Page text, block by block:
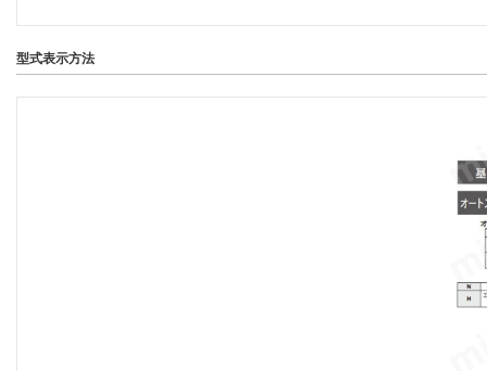
型式表示方法